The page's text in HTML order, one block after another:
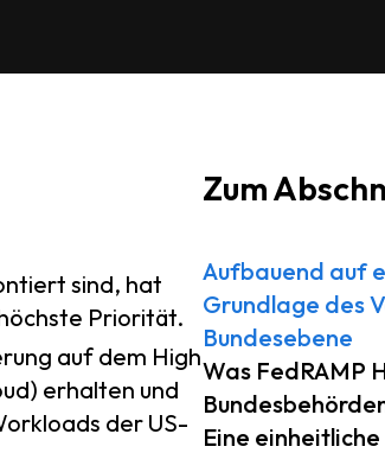
sind, hat
Priorität.
auf dem High
erhalten und
der US-
Zum
Aufbauend auf
Grundlage des
Bundesebene
Was FedRAMP
Eine